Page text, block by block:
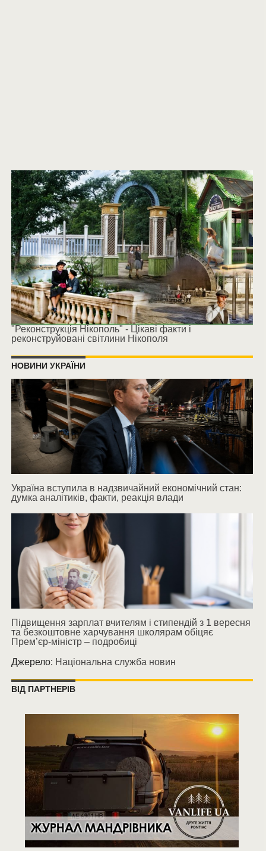
"Реконструкція Нікополь" - Цікаві факти і
реконструйовані світлини Нікополя
НОВИНИ УКРАЇНИ
Україна вступила в надзвичайний економічний стан:
думка аналітиків, факти, реакція влади
Підвищення зарплат вчителям і стипендій з 1 вересня
та безкоштовне харчування школярам обіцяє
Прем’єр-міністр – подробиці
Джерело: Національна служба новин
ВІД ПАРТНЕРІВ